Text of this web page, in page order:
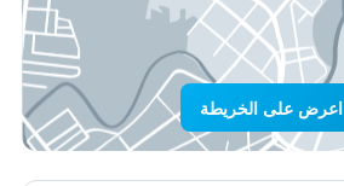
اعرض على الخريطة